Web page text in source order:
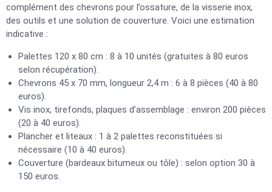
complément des chevrons pour l’ossature, de la visserie inox,
des outils et une solution de couverture. Voici une estimation
indicative :
Palettes 120 x 80 cm : 8 à 10 unités (gratuites à 80 euros
selon récupération).
Chevrons 45 x 70 mm, longueur 2,4 m : 6 à 8 pièces (40 à 80
euros).
Vis inox, tirefonds, plaques d’assemblage : environ 200 pièces
(20 à 40 euros).
Plancher et liteaux : 1 à 2 palettes reconstituées si
nécessaire (10 à 40 euros).
Couverture (bardeaux bitumeux ou tôle) : selon option 30 à
150 euros.